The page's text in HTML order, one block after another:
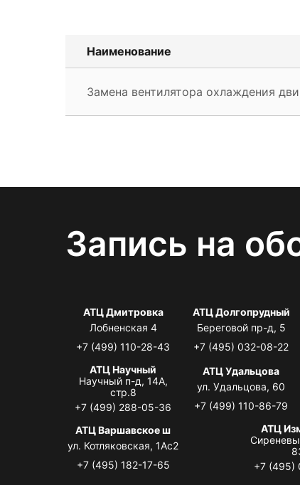
Наименование
Замена вентилятора охлаждения
Запись на
АТЦ Дмитровка
Лобненская 4
+7 (499) 110-28-43
АТЦ Долгопрудный
Береговой пр-д, 5
+7 (495) 032-08-22
АТЦ Научный
Научный п-д, 14А,
стр.8
+7 (499) 288-05-36
АТЦ Удальцова
ул. Удальцова, 60
+7 (499) 110-86-79
АТЦ Варшавское ш
ул. Котляковская, 1Ас2
+7 (495) 182-17-65
АТЦ
+7 (495)